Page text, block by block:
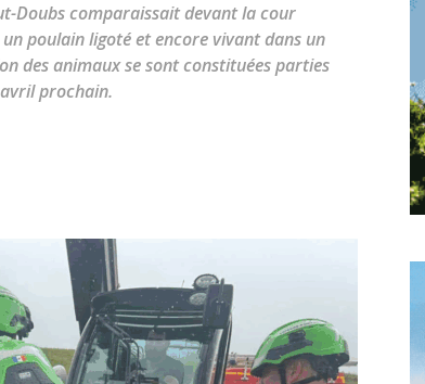
toute
locale
Doubs comparaissait devant la cour
poulain ligoté et encore vivant dans un
des animaux se sont constituées parties
prochain.